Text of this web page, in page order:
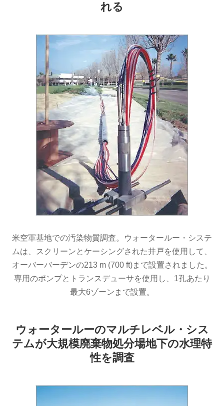
れる
米空軍基地での汚染物質調査。ウォータールー・システ
ムは、スクリーンとケーシングされた井戸を使用して、
オーバーバーデンの213 m (700 ft)まで設置されました。
専用のポンプとトランスデューサを使用し、1孔あたり
最大6ゾーンまで設置。
ウォータールーのマルチレベル・シス
テムが大規模廃棄物処分場地下の水理特
性を調査